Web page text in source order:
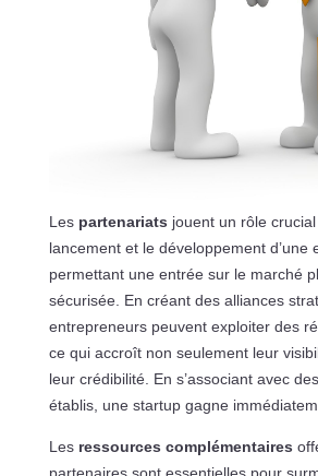
Les partenariats jouent un rôle
lancement et le développement d’une
permettant une entrée sur le marché
sécurisée. En créant des alliances
entrepreneurs peuvent exploiter des
ce qui accroît non seulement leur
leur crédibilité. En s’associant avec
établis, une startup gagne
Les ressources complémentaires